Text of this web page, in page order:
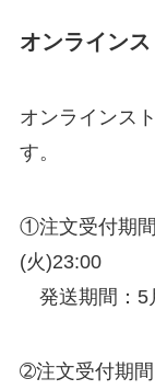
オンライン
オンラインス
す。
①注文受付期
(火)23:00
発送期間：5
➁注文受付期